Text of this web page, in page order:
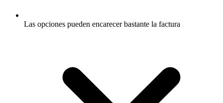
Las opciones pueden encarecer bastante la factura